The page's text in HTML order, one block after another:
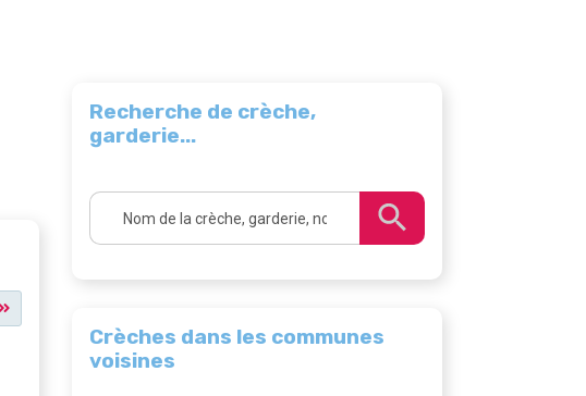
Recherche de crèche,
garderie...
Crèches dans les communes
voisines